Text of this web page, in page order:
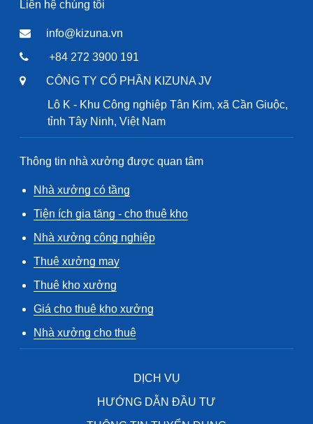
Liên hệ chúng tôi
info@kizuna.vn
+84 272 3900 191
CÔNG TY CỔ PHẦN KIZUNA JV
Lô K - Khu Công nghiệp Tân Kim, xã Cần Giuộc,
tỉnh Tây Ninh, Việt Nam
Thông tin nhà xưởng được quan tâm
Nhà xưởng có tầng
Tiện ích gia tăng - cho thuê kho
Nhà xưởng công nghiệp
Thuê xưởng may
Thuê kho xưởng
Giá cho thuê kho xưởng
Nhà xưởng cho thuê
DỊCH VỤ
HƯỚNG DẪN ĐẦU TƯ